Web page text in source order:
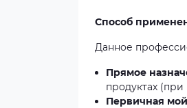
Способ
Данное
Прямое
продуктах
Первичная